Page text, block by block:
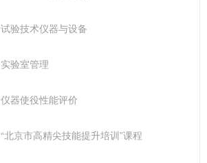
试验技术仪器与设备
实验室管理
仪器使役性能评价
“北京市高精尖技能提升培训”课程